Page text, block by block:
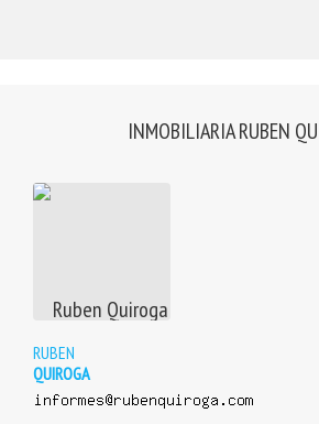
INMOBILIARIA RUBEN
RUBEN
QUIROGA